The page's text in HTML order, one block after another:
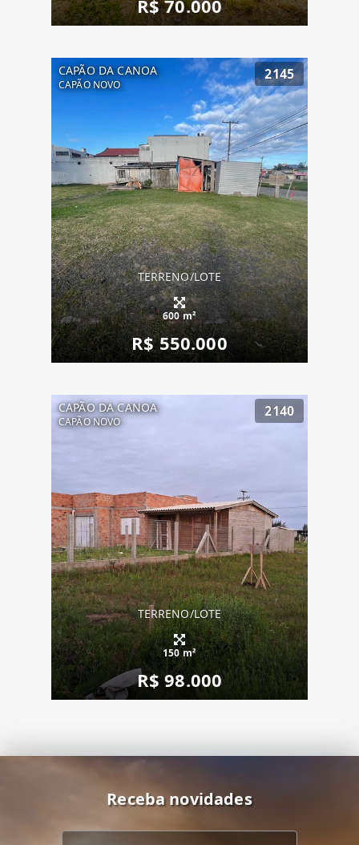
R$ 70.000
CAPÃO DA CANOA
CAPÃO NOVO
2145
TERRENO/LOTE
600 m²
R$ 550.000
CAPÃO DA CANOA
CAPÃO NOVO
2140
TERRENO/LOTE
150 m²
R$ 98.000
Receba novidades